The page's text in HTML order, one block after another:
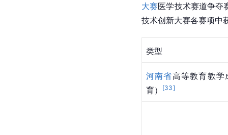
大赛医学技术赛道争夺
技术创新大赛各赛项中
类型
河南省高等教育教学
育）
[33]